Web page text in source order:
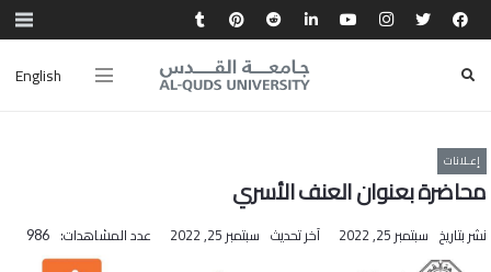
English
إعـلانات
محاضرة بعنوان العنف الأسري‎
نشر بتاريخ سبتمبر 25, 2022 آخر تحديث سبتمبر 25, 2022 عدد المشاهدات: 986